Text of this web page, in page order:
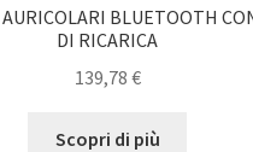
BLUETOOTH
DI RICARICA
139,78 €
Scopri di più